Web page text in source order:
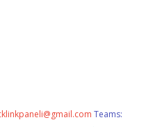
Teams: